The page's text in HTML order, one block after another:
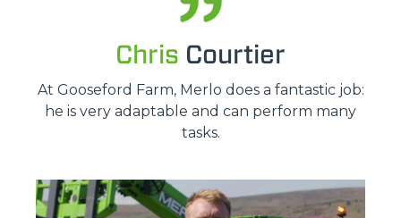
Chris Courtier
At Gooseford Farm, Merlo does a fantastic job:
he is very adaptable and can perform many
tasks.